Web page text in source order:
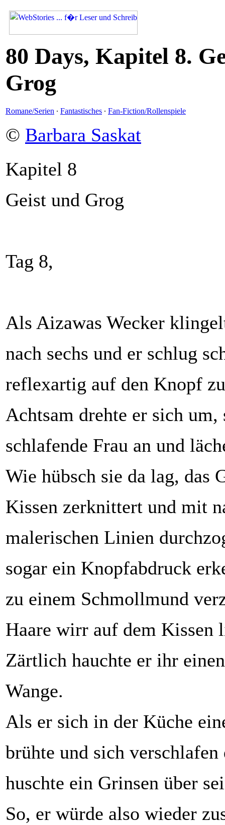
80 Days, Kapitel 8.
Grog
Romane/Serien · Fantastisches · Fan-Fiction/Rollenspiele
© Barbara Saskat
Kapitel 8
Geist und Grog
Tag 8,
Als Aizawas Wecker
nach sechs und er schlug
reflexartig auf den Knopf
Achtsam drehte er sich um,
schlafende Frau an und
Wie hübsch sie da lag, das
Kissen zerknittert und mit
malerischen Linien
sogar ein Knopfabdruck
zu einem Schmollmund
Haare wirr auf dem Kissen
Zärtlich hauchte er ihr
Wange.
Als er sich in der Küche
brühte und sich
huschte ein Grinsen über
So, er würde also wieder